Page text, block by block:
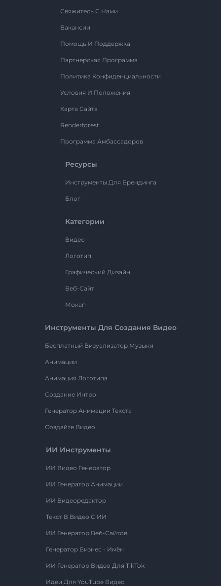
Свяжитесь С Нами
Вакансии
Помощь И Поддержка
Партнерская Программа
Политика Конфиденциальности
Условия И Положения
Карта Сайта
Renderforest
Программа Амбассадоров
Ресурсы
Инструменты Для Брендинга
Блог
Категории
Видео
Логотип
Графический Дизайн
Веб-Сайт
Мокап
Инструменты Для Создания Видео
Бесплатный Визуализатор Музыки
Анимации
Анимация Логотипа
Создание Интро
Генератор Анимации Текста
Создайте Видео
ИИ Инструменты
ИИ Видео Генератор
ИИ Генератор Анимации
ИИ Видеоредактор
Текст В Видео С ИИ
ИИ Генератор Веб-Сайтов
Генератор Бизнес - Имён
ИИ Генератор Видео Для TikTok
Идеи Для YouTube Видео